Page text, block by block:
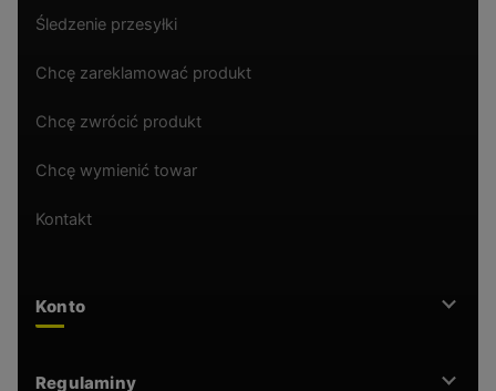
Śledzenie przesyłki
Chcę zareklamować produkt
Chcę zwrócić produkt
Chcę wymienić towar
Kontakt
Konto
Regulaminy